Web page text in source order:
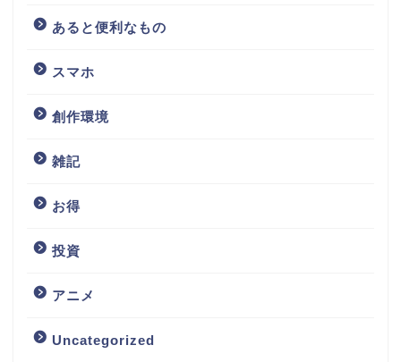
あると便利なもの
スマホ
創作環境
雑記
お得
投資
アニメ
Uncategorized